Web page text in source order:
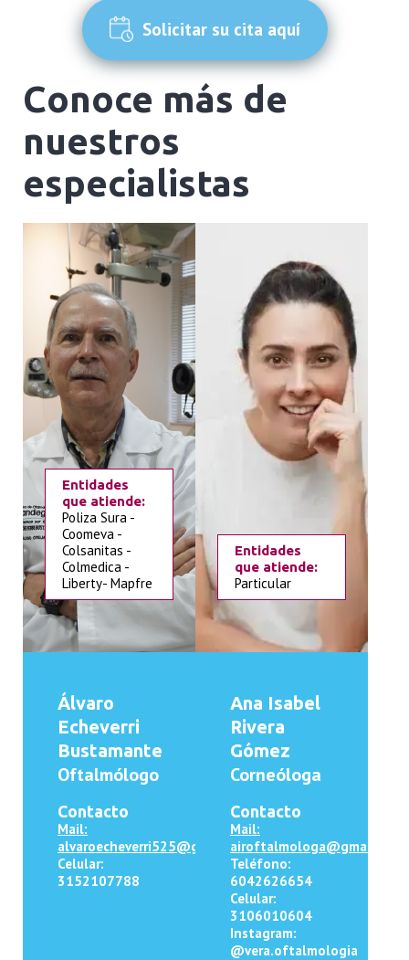
Solicitar su cita aquí
Conoce más de
nuestros
especialistas
Entidades
que atiende:
Poliza Sura -
Coomeva -
Colsanitas -
Colmedica -
Liberty- Mapfre
Álvaro
Echeverri
Bustamante
Oftalmólogo
Contacto
Mail:
alvaroecheverri525@gmail.com
Celular:
3152107788
Entidades
que atiende:
Particular
Ana Isabel
Rivera
Gómez
Corneóloga
Contacto
Mail:
airoftalmologa@gmail.com
Teléfono:
6042626654
Celular:
3106010604
Instagram:
@vera.oftalmologia